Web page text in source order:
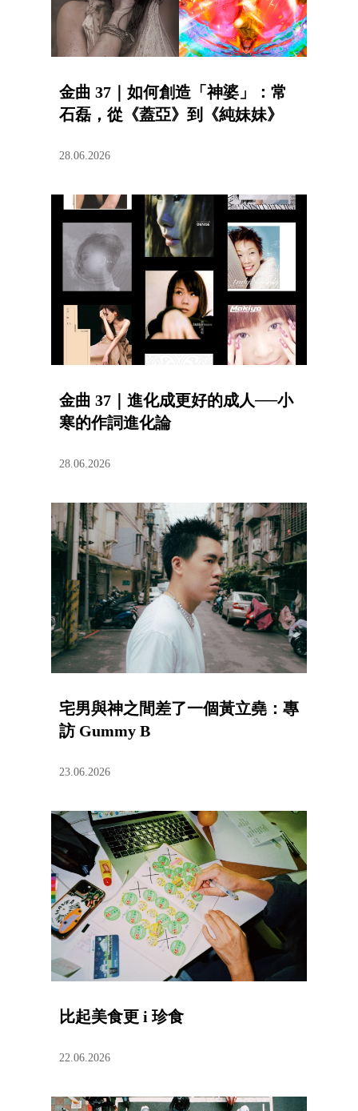
金曲 37｜如何創造「神婆」：常
石磊，從《蓋亞》到《純妹妹》
28.06.2026
金曲 37｜進化成更好的成人──小
寒的作詞進化論
28.06.2026
宅男與神之間差了一個黃立堯：專
訪 Gummy B
23.06.2026
比起美食更 i 珍食
22.06.2026